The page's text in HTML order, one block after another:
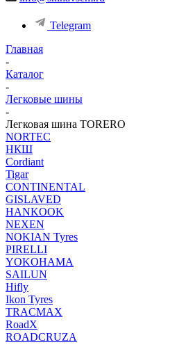
Telegram
Главная
-
Каталог
-
Легковые шины
-
Легковая шина TORERO
NORTEС
НКШ
Cordiant
Tigar
CONTINENTAL
GISLAVED
HANKOOK
NEXEN
NOKIAN Tyres
PIRELLI
YOKOHAMA
SAILUN
Hifly
Ikon Tyres
TRACMAX
RoadX
ROADCRUZA